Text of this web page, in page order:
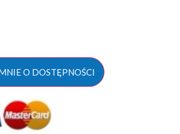
O DOSTĘPNOŚCI